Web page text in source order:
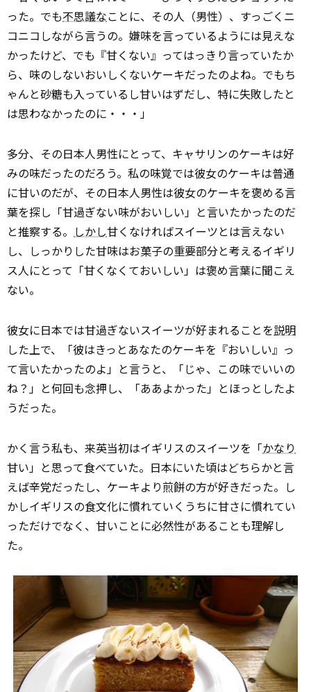
った。でも不思議なことに、その人（男性）、すっごくニ
コニコしながら言うの。嫌味を言っているようには見えな
かったけど、でも『甘くない』ってはっきり言っていたか
ら、味のしないおいしくないケーキだったのよね。でもち
ゃんと砂糖も入っているし甘いはずだし、特に失敗したと
は思わなかったのに・・・」
多分、その日本人男性にとって、キャサリンのケーキは好
みの味だったのだろう。私の味覚では彼女のケーキは普通
に甘いのだが、その日本人男性は彼女のケーキを褒める言
葉を探し「甘過ぎない味がおいしい」と言いたかったのだ
と推察する。 しかし甘くなければスイーツとは言えない
し、しっかりした甘味はお菓子の重要部分と考えるイギリ
ス人にとって「甘くなくておいしい」は褒め言葉に聞こえ
ない。
彼女に日本では甘過ぎないスイーツが好まれることを説明
した上で、「彼はきっとあなたのケーキを『おいしい』っ
て言いたかったのよ」と言うと、「じゃ、この味でいいの
ね？」と何回も念押し、「ああよかった」とほっとしたよ
うだった。
かく言う私も、来英当初はイギリスのスイーツを「かなり
甘い」と思って食べていた。日本にいた頃はどちらかと言
えば辛党だったし、ケーキより煎餅の方が好きだった。し
かしイギリスの食文化に慣れていくうちに甘さに慣れてい
っただけでなく、甘いことに必然性があることも理解し
た。